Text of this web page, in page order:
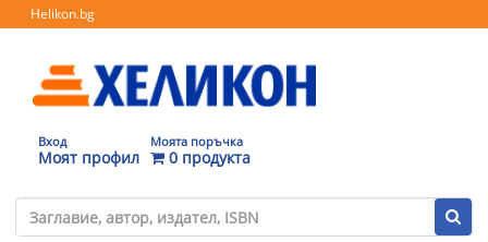
Helikon.bg
Вход
Моят профил
Моята поръчка
0 продукта